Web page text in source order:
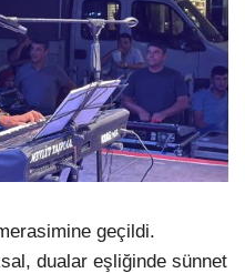
geçildi.
dualar eşliğinde sünnet